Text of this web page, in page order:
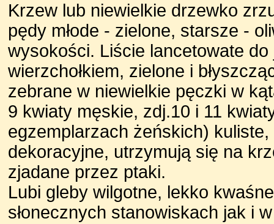
Krzew lub niewielkie drzewko
pędy młode - zielone, starsze -
wysokości. Liście lancetowate
wierzchołkiem, zielone i
zebrane w niewielkie pęczki w
9 kwiaty męskie, zdj.10 i 11
egzemplarzach żeńskich)
dekoracyjne, utrzymują się na
zjadane przez ptaki.
Lubi gleby wilgotne, lekko
słonecznych stanowiskach jak i